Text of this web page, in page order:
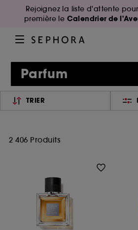
Rejoignez la liste d'attente
première le Calendrier de
Parfum
TRIER
2 406 Produits